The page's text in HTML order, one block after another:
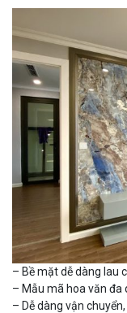
– Bề mặt dễ dàng lau
– Mẫu mã hoa văn đa
– Dễ dàng vận